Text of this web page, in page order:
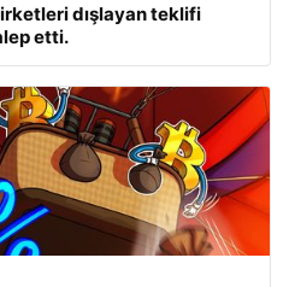
dışlayan teklifi
etti.